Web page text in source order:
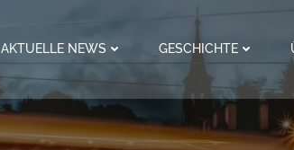
AKTUELLE NEWS GESCHICHTE